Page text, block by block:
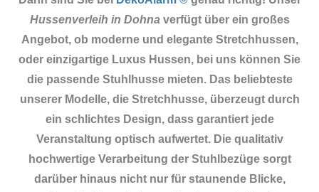
Hussenverleih in Dohna verfügt über ein großes
Angebot, ob moderne und elegante Stretchhussen,
oder einzigartige Luxus Hussen, bei uns können Sie
die passende Stuhlhusse mieten. Das beliebteste
unserer Modelle, die Stretchhusse, überzeugt durch
ein schlichtes Design, dass garantiert jede
Veranstaltung optisch aufwertet. Die qualitativ
hochwertige Verarbeitung der Stuhlbezüge sorgt
darüber hinaus nicht nur für staunende Blicke,